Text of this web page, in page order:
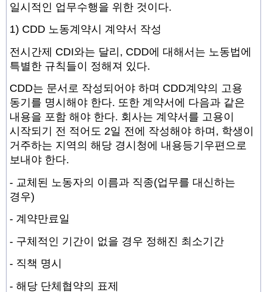
일시적인 업무수행을 위한 것이다.
1) CDD 노동계약시 계약서 작성
전시간제 CDI와는 달리, CDD에 대해서는 노동법에
특별한 규칙들이 정해져 있다.
CDD는 문서로 작성되어야 하며 CDD계약의 고용
동기를 명시해야 한다. 또한 계약서에 다음과 같은
내용을 포함 해야 한다. 회사는 계약서를 고용이
시작되기 전 적어도 2일 전에 작성해야 하며, 학생이
거주하는 지역의 해당 경시청에 내용등기우편으로
보내야 한다.
- 교체된 노동자의 이름과 직종(업무를 대신하는
경우)
- 계약만료일
- 구체적인 기간이 없을 경우 정해진 최소기간
- 직책 명시
- 해당 단체협약의 표제